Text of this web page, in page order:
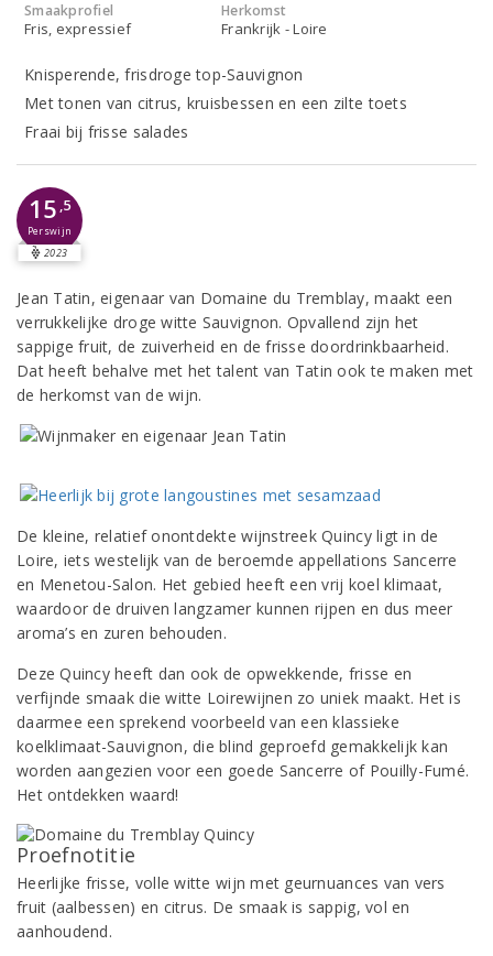
Smaakprofiel
Fris, expressief
Herkomst
Frankrijk - Loire
Knisperende, frisdroge top-Sauvignon
Met tonen van citrus, kruisbessen en een zilte toets
Fraai bij frisse salades
15 ,5
Perswijn
2023
Jean Tatin, eigenaar van Domaine du Tremblay, maakt een
verrukkelijke droge witte Sauvignon. Opvallend zijn het
sappige fruit, de zuiverheid en de frisse doordrinkbaarheid.
Dat heeft behalve met het talent van Tatin ook te maken met
de herkomst van de wijn.
De kleine, relatief onontdekte wijnstreek Quincy ligt in de
Loire, iets westelijk van de beroemde appellations Sancerre
en Menetou-Salon. Het gebied heeft een vrij koel klimaat,
waardoor de druiven langzamer kunnen rijpen en dus meer
aroma’s en zuren behouden.
Deze Quincy heeft dan ook de opwekkende, frisse en
verfijnde smaak die witte Loirewijnen zo uniek maakt. Het is
daarmee een sprekend voorbeeld van een klassieke
koelklimaat-Sauvignon, die blind geproefd gemakkelijk kan
worden aangezien voor een goede Sancerre of Pouilly-Fumé.
Het ontdekken waard!
Proefnotitie
Heerlijke frisse, volle witte wijn met geurnuances van vers
fruit (aalbessen) en citrus. De smaak is sappig, vol en
aanhoudend.